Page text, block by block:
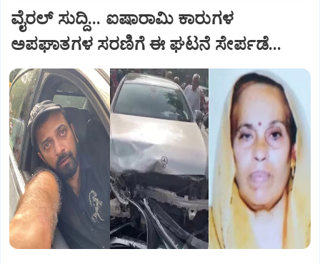
ವೈರಲ್ ಸುದ್ದಿ... ಐಷಾರಾಮಿ ಕಾರುಗಳ
ಅಪಘಾತಗಳ ಸರಣಿಗೆ ಈ ಘಟನೆ ಸೇರ್ಪಡೆ...